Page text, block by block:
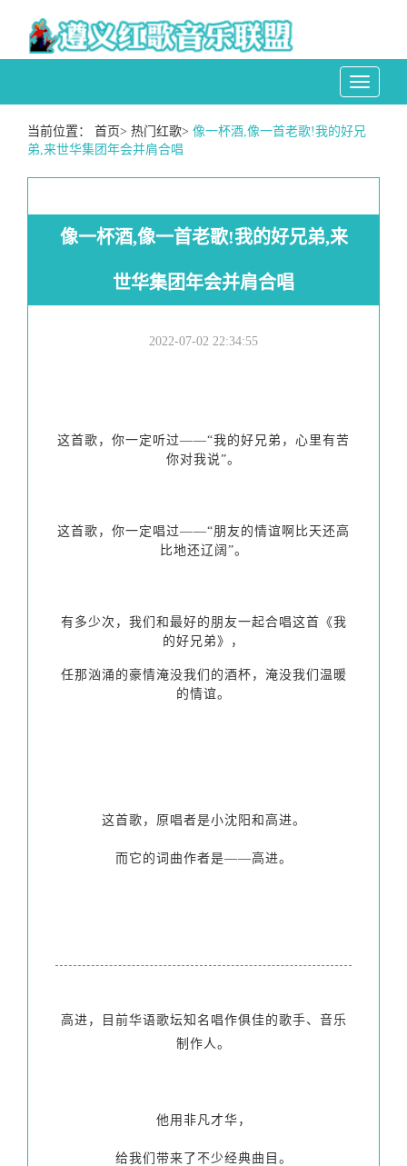
Toggle
当前位置： 首页> 热门红歌> 像一杯酒,像一首老歌!我的好兄
弟,来世华集团年会并肩合唱
像一杯酒,像一首老歌!我的好兄弟,来
世华集团年会并肩合唱
2022-07-02 22:34:55
这首歌，你一定听过——“我的好兄弟，心里有苦
你对我说”。
这首歌，你一定唱过——“朋友的情谊啊比天还高
比地还辽阔”。
有多少次，我们和最好的朋友一起合唱这首《我
的好兄弟》，
任那汹涌的豪情淹没我们的酒杯，淹没我们温暖
的情谊。
这首歌，原唱者是小沈阳和高进。
而它的词曲作者是——高进。
高进，目前华语歌坛知名唱作俱佳的歌手、音乐
制作人。
他用非凡才华，
给我们带来了不少经典曲目。